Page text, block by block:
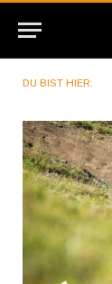
DU BIST HIER: